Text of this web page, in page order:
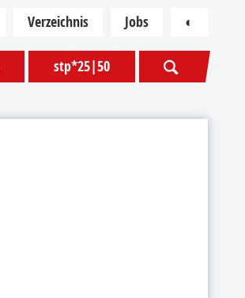
stp*25|50
Verzeichnis Jobs ◐